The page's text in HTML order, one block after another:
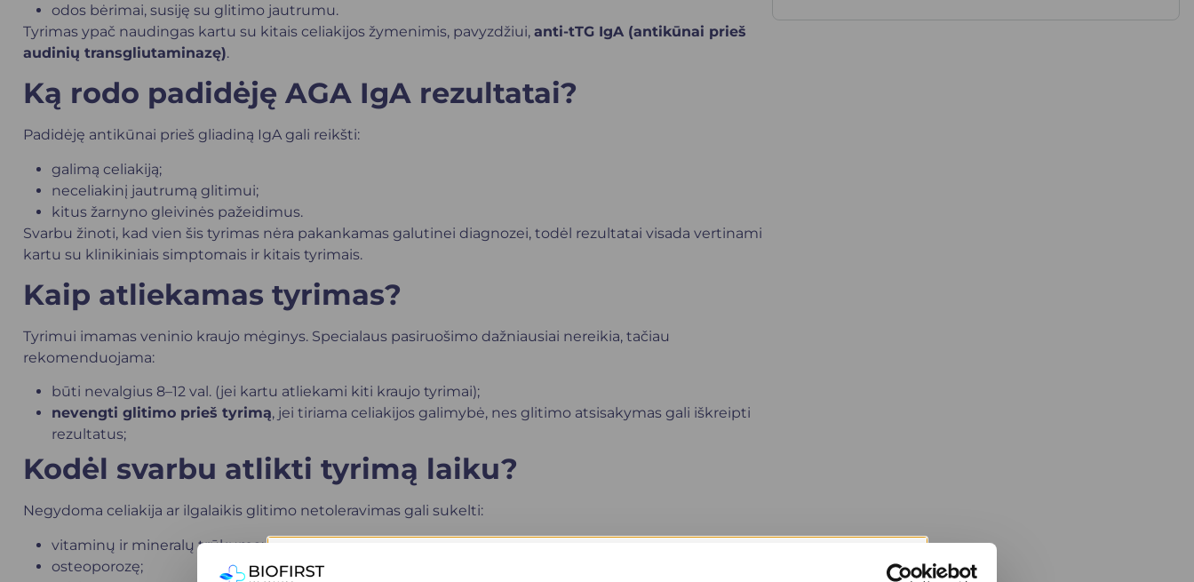
odos bėrimai, susiję su glitimo jautrumu.
Tyrimas ypač naudingas kartu su kitais celiakijos žymenimis, pavyzdžiui, anti-tTG IgA (antikūnai prieš
audinių transgliutaminazę).
Ką rodo padidėję AGA IgA rezultatai?
Padidėję antikūnai prieš gliadiną IgA gali reikšti:
galimą celiakiją;
neceliakinį jautrumą glitimui;
kitus žarnyno gleivinės pažeidimus.
Svarbu žinoti, kad vien šis tyrimas nėra pakankamas galutinei diagnozei, todėl rezultatai visada vertinami
kartu su klinikiniais simptomais ir kitais tyrimais.
Kaip atliekamas tyrimas?
Tyrimui imamas veninio kraujo mėginys. Specialaus pasiruošimo dažniausiai nereikia, tačiau
rekomenduojama:
būti nevalgius 8–12 val. (jei kartu atliekami kiti kraujo tyrimai);
nevengti glitimo prieš tyrimą, jei tiriama celiakijos galimybė, nes glitimo atsisakymas gali iškreipti
rezultatus;
Kodėl svarbu atlikti tyrimą laiku?
Negydoma celiakija ar ilgalaikis glitimo netoleravimas gali sukelti:
vitaminų ir mineralų trūkumą;
osteoporozę;